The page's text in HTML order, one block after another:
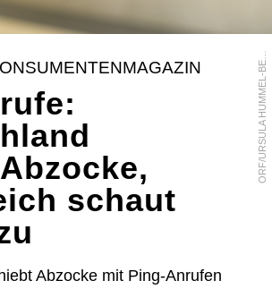
O
R
F
/
U
R
S
U
L
A
H
U
M
M
E
L
-
B
E
R
G
E
R
schaut
Abzocke mit Ping-Anrufen